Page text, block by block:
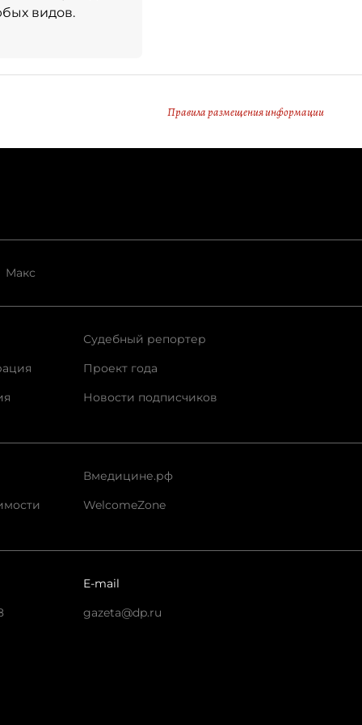
видов.
Правила размещения информации
Макс
Судебный репортер
Проект года
Новости подписчиков
Вмедицине.рф
WelcomeZone
E-mail
gazeta@dp.ru